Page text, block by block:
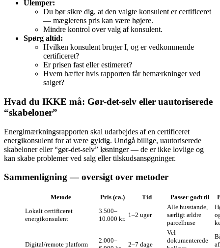
Ulemper:
Du bør sikre dig, at den valgte konsulent er certificeret
— mæglerens pris kan være højere.
Mindre kontrol over valg af konsulent.
Spørg altid:
Hvilken konsulent bruger I, og er vedkommende
certificeret?
Er prisen fast eller estimeret?
Hvem hæfter hvis rapporten får bemærkninger ved
salget?
Hvad du IKKE må: Gør‑det‑selv eller uautoriserede
“skabeloner”
Energimærkningsrapporten skal udarbejdes af en certificeret
energikonsulent for at være gyldig. Undgå billige, uautoriserede
skabeloner eller “gør‑det‑selv” løsninger — de er ikke lovlige og
kan skabe problemer ved salg eller tilskudsansøgninger.
Sammenligning — oversigt over metoder
Metode Pris (ca.) Tid Passer godt til
Lokalt certificeret
energikonsulent
3.500–
10.000 kr.
1–2 uger
Alle husstande,
særligt ældre
parcelhuse
Digital/remote platform
2.000–
2–7 dage
Vel­
dokumenterede